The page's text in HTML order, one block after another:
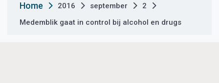
Home 2016 september
2
Medemblik gaat in control bij alcohol en drugs